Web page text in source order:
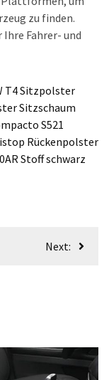
zu finden.
Fahrer- und
T4 Sitzpolster
Sitzschaum
S521
Rückenpolster
Stoff schwarz
Next: